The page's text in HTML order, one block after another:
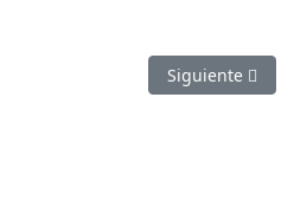
DIA DE LOS DERECHOS
Artículo
Siguiente